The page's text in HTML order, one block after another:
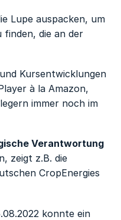
Lupe auspacken, um
die an der
Kursentwicklungen
à la Amazon,
immer noch im
Verantwortung
zeigt z.B. die
CropEnergies
konnte ein